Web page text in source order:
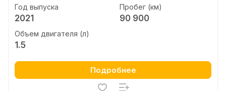
Год выпуска
2021
Пробег (км)
90 900
Объем двигателя (л)
1.5
Подробнее